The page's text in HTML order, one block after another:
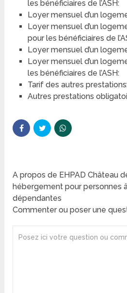
les bénéficiaires de l’ASH:
Loyer mensuel d’un
Loyer mensuel d’un
pour les bénéficiaires de
Loyer mensuel d’un
Loyer mensuel d’un
les bénéficiaires de l’ASH:
Tarif des autres
Autres prestations
A propos de EHPAD Château
hébergement pour personnes
dépendantes
Commenter ou poser une